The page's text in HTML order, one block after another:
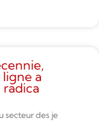
a
secteur des je